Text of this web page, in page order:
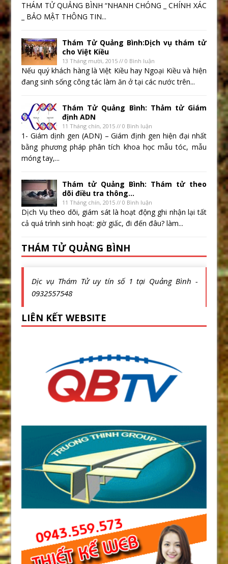
THÁM TỬ QUẢNG BÌNH “NHANH CHÓNG _ CHÍNH XÁC
_ BẢO MẬT THÔNG TIN...
Thám Tử Quảng Bình:Dịch vụ thám tử
cho Việt Kiều
13 Tháng mười, 2015 // 0 Bình luận
Nếu quý khách hàng là Việt Kiều hay Ngoại Kiều và hiện
đang sinh sống công tác làm ăn ở tại các nước trên...
Thám Tử Quảng Bình: Thảm tử Giám
định ADN
11 Tháng chín, 2015 // 0 Bình luận
1- Giám dịnh gen (ADN) – Giám định gen hiện đại nhất
bằng phương pháp phân tích khoa học mẫu tóc, mẫu
móng tay,...
Thám tử Quảng Bình: Thám tử theo
dõi điều tra thông...
11 Tháng chín, 2015 // 0 Bình luận
Dịch Vụ theo dõi, giám sát là hoạt động ghi nhận lại tất
cả quá trình sinh hoạt: giờ giấc, đi đến đâu? làm...
THÁM TỬ QUẢNG BÌNH
Dịc vụ Thám Tử uy tín số 1 tại Quảng Bình -
0932557548
LIÊN KẾT WEBSITE